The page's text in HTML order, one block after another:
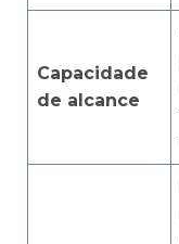
Capacidade
de alcance